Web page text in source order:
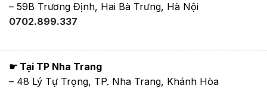
– 59B Trương Định, Hai Bà Trưng, Hà Nội
0702.899.337
☛ Tại TP Nha Trang
– 48 Lý Tự Trọng, TP. Nha Trang, Khánh Hòa